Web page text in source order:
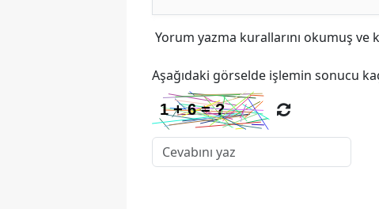
Yorum yazma kurallarını okumuş ve
Aşağıdaki görselde işlemin sonucu